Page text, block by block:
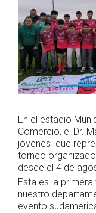
En el estadio
Comercio, el Dr.
jóvenes que
torneo
desde el 4 de
Esta es la
nuestro
evento